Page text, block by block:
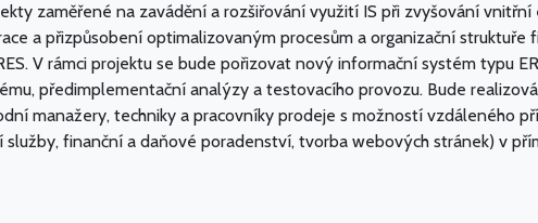
zaměřené na zavádění a rozšiřování využití IS při zvyšování
a přizpůsobení optimalizovaným procesům a organizační
V rámci projektu se bude pořizovat nový informační systém typu
předimplementační analýzy a testovacího provozu. Bude
manažery, techniky a pracovníky prodeje s možností vzdáleného
finanční a daňové poradenství, tvorba webových stránek) v